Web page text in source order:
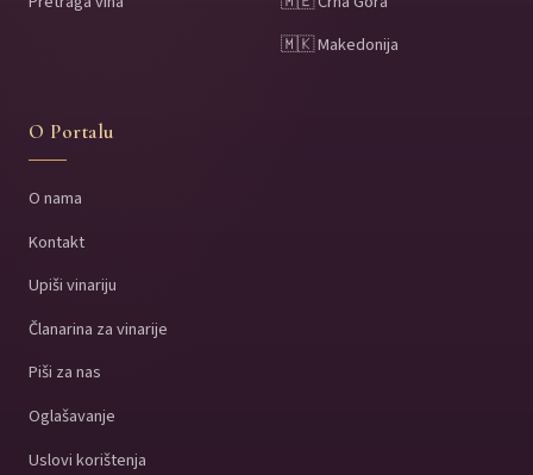
🇲🇰 Makedonija
O Portalu
O nama
Kontakt
Upiši vinariju
Članarina za vinarije
Piši za nas
Oglašavanje
Uslovi korištenja